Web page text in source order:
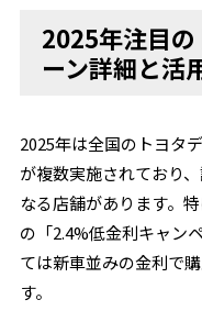
2025年注目
ーン詳細と活
2025年は全国のトヨタ
が複数実施されており
なる店舗があります。
の「2.4%低金利キャン
ては新車並みの金利で
す。